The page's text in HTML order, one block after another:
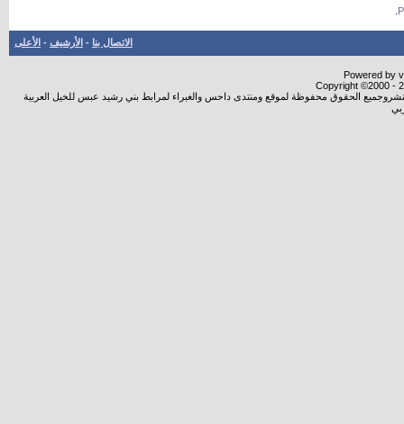
الاتصال بنا - الأرشيف - الأعلى
Powered by
Copyright ©2000 -
الحقوق محفوظة لموقع ومنتدى داحس والغبراء لمرابط بني رشيد عبس للخيل العربية